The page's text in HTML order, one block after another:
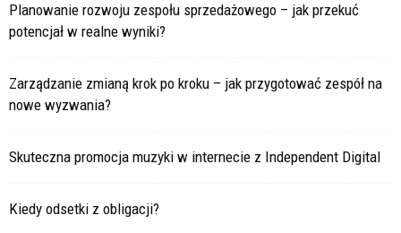
Planowanie rozwoju zespołu sprzedażowego – jak przekuć
potencjał w realne wyniki?
Zarządzanie zmianą krok po kroku – jak przygotować zespół na
nowe wyzwania?
Skuteczna promocja muzyki w internecie z Independent Digital
Kiedy odsetki z obligacji?